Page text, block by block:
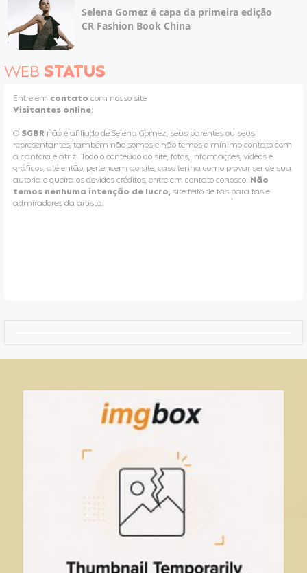
Selena Gomez é capa da primeira edição
CR Fashion Book China
WEB STATUS
Entre em contato com nosso site
Visitantes online:
O SGBR não é afiliado de Selena Gomez, seus parentes ou seus
representantes, também não somos e não temos o mínimo contato com
a cantora e atriz. Todo o conteúdo do site, fotos, informações, vídeos e
gráficos, até então, pertencem ao site, caso tenha como provar ser de sua
autoria e queira os devidos créditos, entre em contato conosco. Não
temos nenhuma intenção de lucro, site feito de fãs para fãs e
admiradores da artista.